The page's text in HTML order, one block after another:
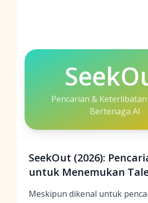
Pencarian &
Bertenaga AI
SeekOut (2026):
untuk Menemukan
Meskipun dikenal untuk